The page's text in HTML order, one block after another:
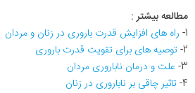
مطالعه بیشتر :
1- راه های افزایش قدرت باروری در زنان و مردان
2- توصیه های برای تقویت قدرت باروری
3- علت و درمان ناباروری مردان
4- تاثیر چاقی بر ناباروری در زنان